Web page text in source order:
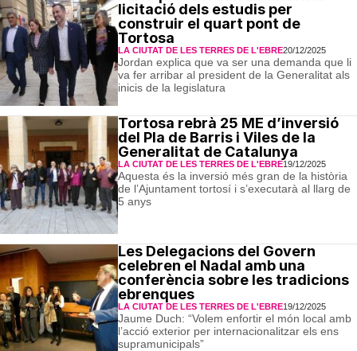
licitació dels estudis per
construir el quart pont de
Tortosa
LA CIUTAT DE LES TERRES DE L'EBRE20/12/2025
Jordan explica que va ser una demanda que li
va fer arribar al president de la Generalitat als
inicis de la legislatura
Tortosa rebrà 25 ME d’inversió
del Pla de Barris i Viles de la
Generalitat de Catalunya
LA CIUTAT DE LES TERRES DE L'EBRE19/12/2025
Aquesta és la inversió més gran de la història
de l’Ajuntament tortosí i s’executarà al llarg de
5 anys
Les Delegacions del Govern
celebren el Nadal amb una
conferència sobre les tradicions
ebrenques
LA CIUTAT DE LES TERRES DE L'EBRE19/12/2025
Jaume Duch: “Volem enfortir el món local amb
l’acció exterior per internacionalitzar els ens
supramunicipals”